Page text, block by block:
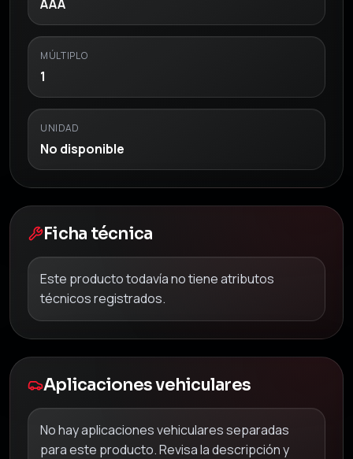
AAA
MÚLTIPLO
1
UNIDAD
No disponible
Ficha técnica
Este producto todavía no tiene atributos
técnicos registrados.
Aplicaciones vehiculares
No hay aplicaciones vehiculares separadas
para este producto. Revisa la descripción y